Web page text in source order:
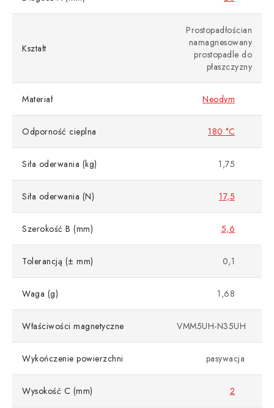
Kształt
Prostopadłościan
namagnesowany
prostopadle do
płaszczyzny
Materiał Neodym
Odporność cieplna 180 °C
Siła oderwania (kg) 1,75
Siła oderwania (N) 17,5
Szerokość B (mm) 5,6
Tolerancją (± mm) 0,1
Waga (g) 1,68
Właściwości magnetyczne VMM5UH-N35UH
Wykończenie powierzchni pasywacja
Wysokość C (mm) 2